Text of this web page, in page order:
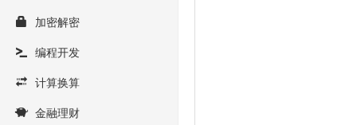
加密解密
编程开发
计算换算
金融理财